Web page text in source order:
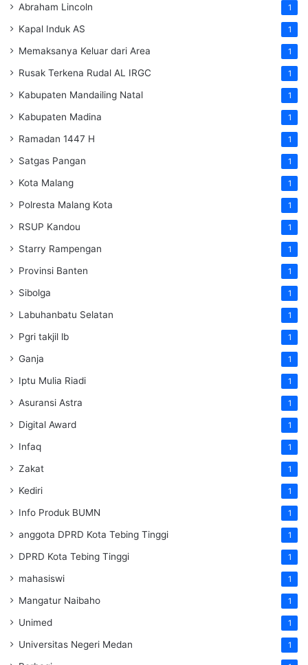
Abraham Lincoln 1
Kapal Induk AS 1
Memaksanya Keluar dari Area 1
Rusak Terkena Rudal AL IRGC 1
Kabupaten Mandailing Natal 1
Kabupaten Madina 1
Ramadan 1447 H 1
Satgas Pangan 1
Kota Malang 1
Polresta Malang Kota 1
RSUP Kandou 1
Starry Rampengan 1
Provinsi Banten 1
Sibolga 1
Labuhanbatu Selatan 1
Pgri takjil lb 1
Ganja 1
Iptu Mulia Riadi 1
Asuransi Astra 1
Digital Award 1
Infaq 1
Zakat 1
Kediri 1
Info Produk BUMN 1
anggota DPRD Kota Tebing Tinggi 1
DPRD Kota Tebing Tinggi 1
mahasiswi 1
Mangatur Naibaho 1
Unimed 1
Universitas Negeri Medan 1